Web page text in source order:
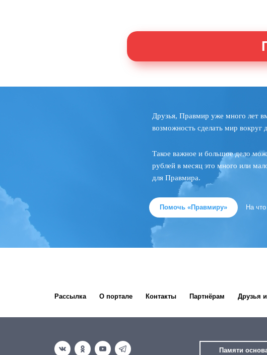
Друзья, Правмир уже много лет
возможность сделать мир вокруг
Такое важное и большое дело
рублей в месяц это много или
для Правмира.
Помочь «Правмиру» На
Рассылка О портале Контакты Партнёрам Друзья
Памяти